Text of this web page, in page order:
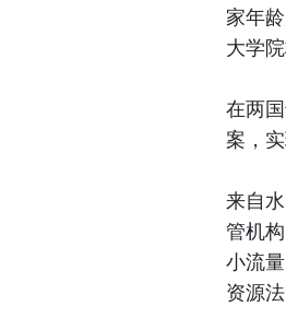
家年
大学院
在两
案，
来自
管机
小流
资源